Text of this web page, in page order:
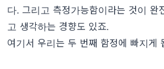
다. 그리고 측정가능함이라는 것이 완
고 생각하는 경향도 있죠.
여기서 우리는 두 번째 함정에 빠지게